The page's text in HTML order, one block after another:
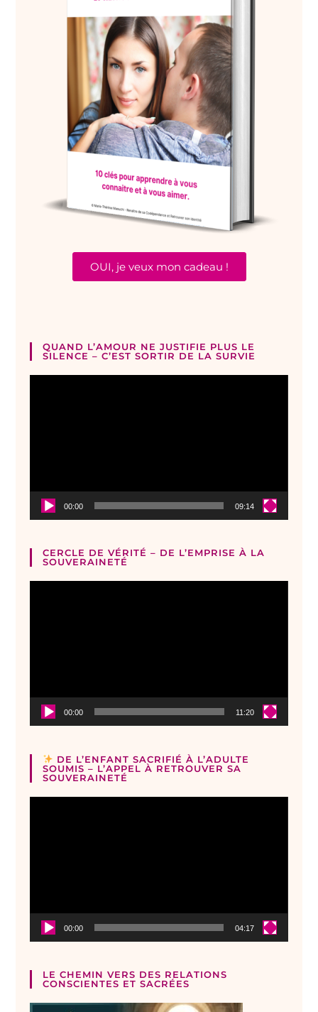
OUI, je veux mon cadeau !
QUAND L’AMOUR NE JUSTIFIE PLUS LE
SILENCE – C’EST SORTIR DE LA SURVIE
00:00 09:14
CERCLE DE VÉRITÉ – DE L’EMPRISE À LA
SOUVERAINETÉ
00:00 11:20
DE L’ENFANT SACRIFIÉ À L’ADULTE
SOUMIS – L’APPEL À RETROUVER SA
SOUVERAINETÉ
00:00 04:17
LE CHEMIN VERS DES RELATIONS
CONSCIENTES ET SACRÉES